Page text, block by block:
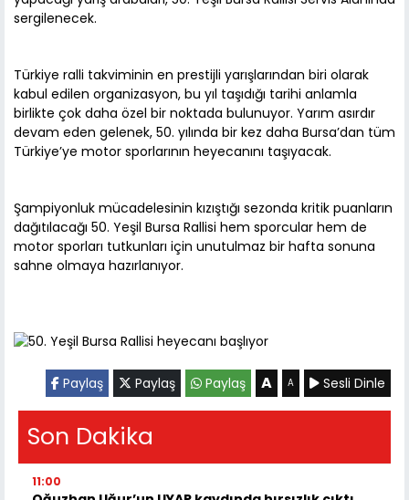
sergilenecek.
Türkiye ralli takviminin en prestijli yarışlarından biri olarak
kabul edilen organizasyon, bu yıl taşıdığı tarihi anlamla
birlikte çok daha özel bir noktada bulunuyor. Yarım asırdır
devam eden gelenek, 50. yılında bir kez daha Bursa’dan tüm
Türkiye’ye motor sporlarının heyecanını taşıyacak.
Şampiyonluk mücadelesinin kızıştığı sezonda kritik puanların
dağıtılacağı 50. Yeşil Bursa Rallisi hem sporcular hem de
motor sporları tutkunları için unutulmaz bir hafta sonuna
sahne olmaya hazırlanıyor.
Paylaş Paylaş Paylaş A A Sesli Dinle
Son Dakika
11:00